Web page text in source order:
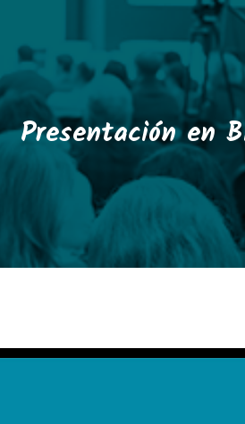
Presentación en